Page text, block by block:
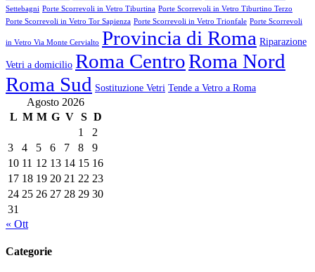
Settebagni Porte Scorrevoli in Vetro Tiburtina Porte Scorrevoli in Vetro Tiburtino Terzo
Porte Scorrevoli in Vetro Tor Sapienza Porte Scorrevoli in Vetro Trionfale Porte Scorrevoli
in Vetro Via Monte Cervialto Provincia di Roma Riparazione
Vetri a domicilio Roma CentroRoma Nord
Roma Sud Sostituzione Vetri Tende a Vetro a Roma
Agosto 2026
L M M G V S D
1
2
3
4 5 6 7 8
9
10 11 12 13 14 15 16
17 18 19 20 21 22 23
24 25 26 27 28 29 30
31
« Ott
Categorie